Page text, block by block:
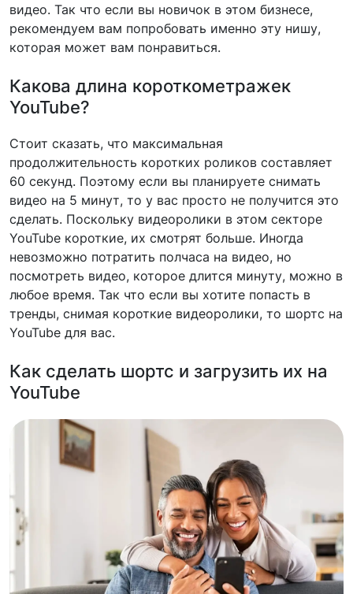
видео. Так что если вы новичок в этом бизнесе,
рекомендуем вам попробовать именно эту нишу,
которая может вам понравиться.
Какова длина короткометражек
YouTube?
Стоит сказать, что максимальная
продолжительность коротких роликов составляет
60 секунд. Поэтому если вы планируете снимать
видео на 5 минут, то у вас просто не получится это
сделать. Поскольку видеоролики в этом секторе
YouTube короткие, их смотрят больше. Иногда
невозможно потратить полчаса на видео, но
посмотреть видео, которое длится минуту, можно в
любое время. Так что если вы хотите попасть в
тренды, снимая короткие видеоролики, то шортс на
YouTube для вас.
Как сделать шортс и загрузить их на
YouTube